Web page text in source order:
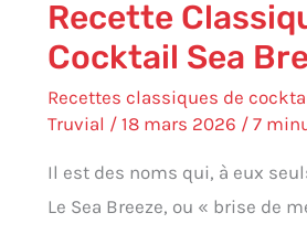
Recette
Cocktail Sea
Recettes classiques de
Truvial /18 mars 2026 /7
Il est des noms qui, à eux
Le Sea Breeze, ou « brise de